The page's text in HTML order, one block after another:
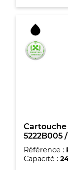
CL-
-
/
Cartouche
5222B005
Référence :
Capacité :